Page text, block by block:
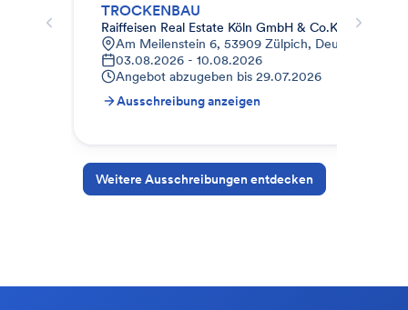
TROCKENBAU
Raiffeisen Real Estate Köln GmbH & Co.KG
Am Meilenstein 6, 53909 Zülpich, Deutschland
03.08.2026 - 10.08.2026
Angebot abzugeben bis 29.07.2026
Ausschreibung anzeigen
Weitere Ausschreibungen entdecken